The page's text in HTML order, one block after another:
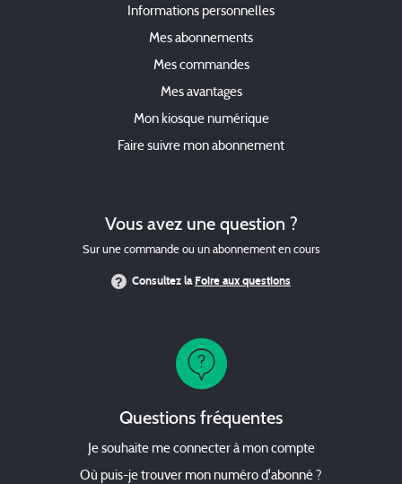
Informations personnelles
Mes abonnements
Mes commandes
Mes avantages
Mon kiosque numérique
Faire suivre mon abonnement
Vous avez une question ?
Sur une commande ou un abonnement en cours
Consultez laFoire aux questions
Questions fréquentes
Je souhaite me connecter à mon compte
Où puis-je trouver mon numéro d'abonné ?